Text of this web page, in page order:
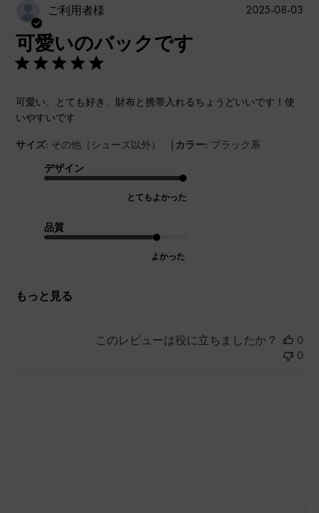
ご利用者様
可愛いのバックです
可愛い、とても好き、財布と携帯入れるちょうどいいです！使
いやすいです
サイズ: その他（シューズ以外） | カラー: ブラック系
デザイン
とてもよかった
品質
よかった
もっと見る
公
2025-08-03
このレビューは役に立ちましたか？
0
0